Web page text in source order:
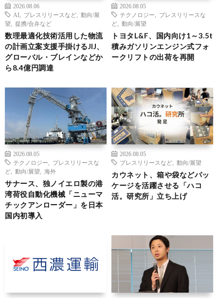
2026.08.06
AI
プレスリリースなど
動向/展
望
提携/合弁など
数理最適化技術活用した物流
の計画立案支援手掛けるJIJ、
グローバル・ブレインなどか
ら8.4億円調達
2026.08.05
テクノロジー
プレスリリースな
ど
動向/展望
トヨタL&F、国内向け1～3.5t
積みガソリンエンジン式フォ
ークリフトの出荷を再開
2026.08.05
テクノロジー
プレスリリースな
ど
動向/展望 海外
サナース、独ノイエロ製の港
湾荷役自動化機械「ニューマ
チックアンローダー」を日本
国内初導入
2026.08.05
プレスリリースなど
動向/展望
カウネット、箱や袋などパッ
ケージを活躍させる「ハコ
活。研究所」立ち上げ